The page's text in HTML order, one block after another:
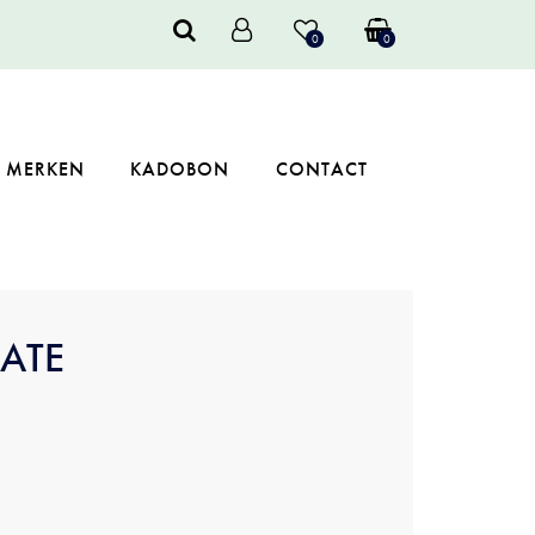
0 0
MERKEN KADOBON CONTACT